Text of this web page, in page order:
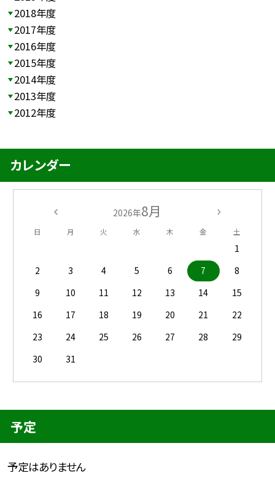
2018年度
2017年度
2016年度
2015年度
2014年度
2013年度
2012年度
カレンダー
2026年8月
日 月 火 水 木 金 土
1
2
3 4 5 6 7
8
9
10 11 12 13 14
15
16
17 18 19 20 21
22
23
24 25 26 27 28
29
30
31
予定
予定はありません